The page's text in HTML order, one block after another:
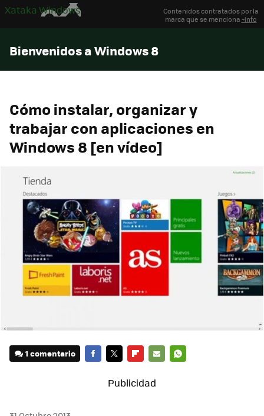
Contenidos contratados por la
marca que se menciona +info
Xataka Windows
Bienvenidos a Windows 8
Cómo instalar, organizar y
trabajar con aplicaciones en
Windows 8 [en vídeo]
1 comentario
MAIL